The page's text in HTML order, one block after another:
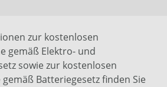
zur kostenlosen
gemäß Elektro- und
sowie zur kostenlosen
Batteriegesetz finden Sie